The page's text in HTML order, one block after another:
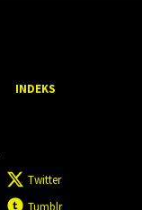
INDEKS
Twitter